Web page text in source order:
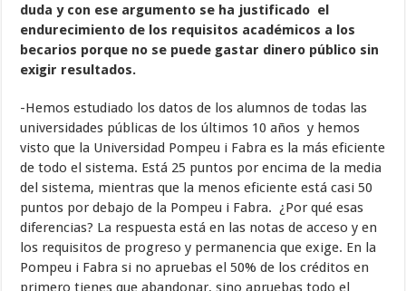
duda y con ese argumento se ha justificado el
endurecimiento de los requisitos académicos a los
becarios porque no se puede gastar dinero público sin
exigir resultados.
-Hemos estudiado los datos de los alumnos de todas las
universidades públicas de los últimos 10 años y hemos
visto que la Universidad Pompeu i Fabra es la más eficiente
de todo el sistema. Está 25 puntos por encima de la media
del sistema, mientras que la menos eficiente está casi 50
puntos por debajo de la Pompeu i Fabra. ¿Por qué esas
diferencias? La respuesta está en las notas de acceso y en
los requisitos de progreso y permanencia que exige. En la
Pompeu i Fabra si no apruebas el 50% de los créditos en
primero tienes que abandonar, sino apruebas todo el